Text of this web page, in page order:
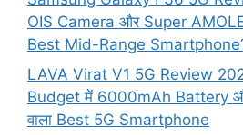
OIS Camera और Super
Best Mid-Range
LAVA Virat V1 5G Review
Budget में 6000mAh Battery
वाला Best 5G Smartphone